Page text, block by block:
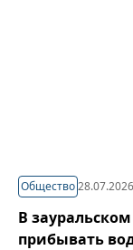
Общество
В
прибывать